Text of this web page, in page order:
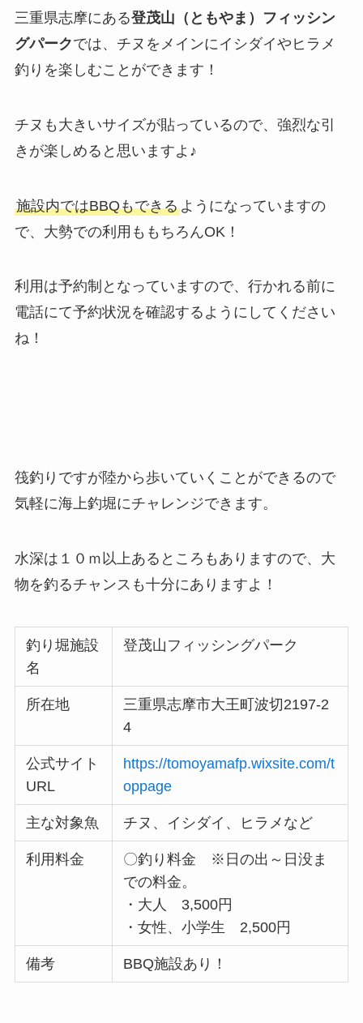
三重県志摩にある登茂山（ともやま）フィッシン
グパークでは、チヌをメインにイシダイやヒラメ
釣りを楽しむことができます！
チヌも大きいサイズが貼っているので、強烈な引
きが楽しめると思いますよ♪
施設内ではBBQもできるようになっていますの
で、大勢での利用ももちろんOK！
利用は予約制となっていますので、行かれる前に
電話にて予約状況を確認するようにしてください
ね！
筏釣りですが陸から歩いていくことができるので
気軽に海上釣堀にチャレンジできます。
水深は１０ｍ以上あるところもありますので、大
物を釣るチャンスも十分にありますよ！
釣り堀施設
名
登茂山フィッシングパーク
所在地
三重県志摩市大王町波切2197-2
4
公式サイト
URL
https://tomoyamafp.wixsite.com/t
oppage
主な対象魚 チヌ、イシダイ、ヒラメなど
利用料金
〇釣り料金 ※日の出～日没ま
での料金。
・大人 3,500円
・女性、小学生 2,500円
備考 BBQ施設あり！